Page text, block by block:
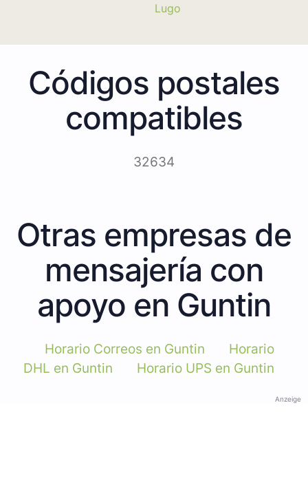
Lugo
Códigos postales
compatibles
32634
Otras empresas de
mensajería con
apoyo en Guntin
Horario Correos en Guntin
Horario
DHL en Guntin
Horario UPS en Guntin
Anzeige